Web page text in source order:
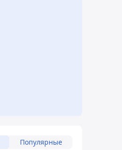
Популярные